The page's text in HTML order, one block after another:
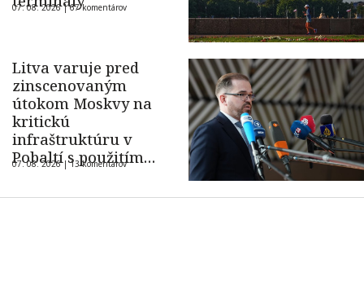
07. 08. 2026 |67 komentárov
Litva varuje pred
zinscenovaným
útokom Moskvy na
kritickú
infraštruktúru v
Pobaltí s použitím
ukrajinského dronu
07. 08. 2026 |13 komentárov